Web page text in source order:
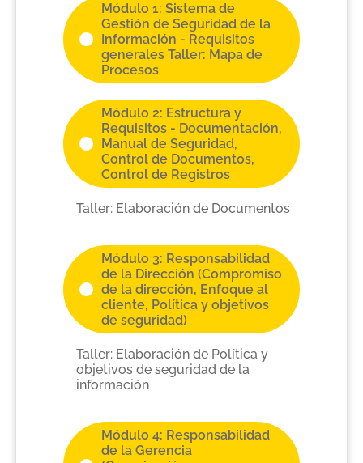
Módulo 1: Sistema de
Gestión de Seguridad de la
Información - Requisitos
generales Taller: Mapa de
Procesos
Módulo 2: Estructura y
Requisitos - Documentación,
Manual de Seguridad,
Control de Documentos,
Control de Registros
Taller: Elaboración de Documentos
Módulo 3: Responsabilidad
de la Dirección (Compromiso
de la dirección, Enfoque al
cliente, Política y objetivos
de seguridad)
Taller: Elaboración de Política y
objetivos de seguridad de la
información
Módulo 4: Responsabilidad
de la Gerencia